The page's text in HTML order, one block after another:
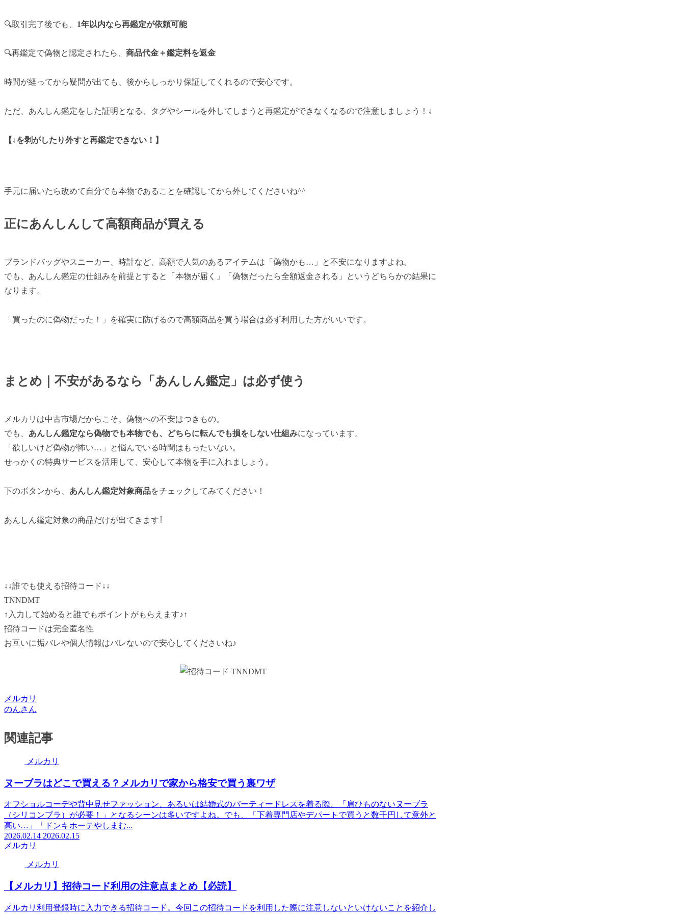
🔍取引完了後でも、 1年以内なら再鑑定が依頼可能
🔍再鑑定で偽物と認定されたら、 商品代金＋鑑定料を返金
時間が経ってから疑問が出ても、後からしっかり保証してくれるので安心です。
ただ、あんしん鑑定をした証明となる、タグやシールを外してしまうと再鑑定ができなくなるので注意しましょう！↓
【↓を剥がしたり外すと再鑑定できない！】
手元に届いたら改めて自分でも本物であることを確認してから外してくださいね^^
正にあんしんして高額商品が買える
ブランドバッグやスニーカー、時計など、高額で人気のあるアイテムは「偽物かも…」と不安になりますよね。
でも、あんしん鑑定の仕組みを前提とすると「本物が届く」「偽物だったら全額返金される」というどちらかの結果に
なります。
「買ったのに偽物だった！」を確実に防げるので高額商品を買う場合は必ず利用した方がいいです。
まとめ｜不安があるなら「あんしん鑑定」は必ず使う
メルカリは中古市場だからこそ、偽物への不安はつきもの。
でも、 あんしん鑑定なら偽物でも本物でも、どちらに転んでも損をしない仕組みになっています。
「欲しいけど偽物が怖い…」と悩んでいる時間はもったいない。
せっかくの特典サービスを活用して、安心して本物を手に入れましょう。
下のボタンから、 あんしん鑑定対象商品をチェックしてみてください！
あんしん鑑定対象の商品だけが出てきます⇩
↓↓誰でも使える招待コード↓ ↓
TNNDMT
↑入力して始めると誰でもポイントがもらえます♪↑
招待コードは完全匿名性
お互いに垢バレや個人情報はバレないので安心してくださいね♪
メルカリ
のんさん
関連記事
メルカリ
ヌーブラはどこで買える？メルカリで家から格安で買う裏ワザ
オフショルコーデや背中見せファッション、あるいは結婚式のパーティードレスを着る際、「肩ひものないヌーブラ
（シリコンブラ）が必要！」となるシーンは多いですよね。でも、「下着専門店やデパートで買うと数千円して意外と
高い…」「ドンキホーテやしまむ...
2026.02.14 2026.02.15
メルカリ
メルカリ
【メルカリ】招待コード利用の注意点まとめ【必読】
メルカリ利用登録時に入力できる招待コード。今回この招待コードを利用した際に注意しないといけないことを紹介し